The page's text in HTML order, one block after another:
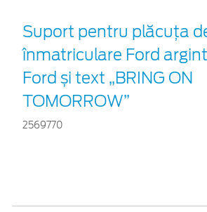
Suport pentru plăcuța
înmatriculare Ford
Ford și text „BRING ON
TOMORROW”
2569770